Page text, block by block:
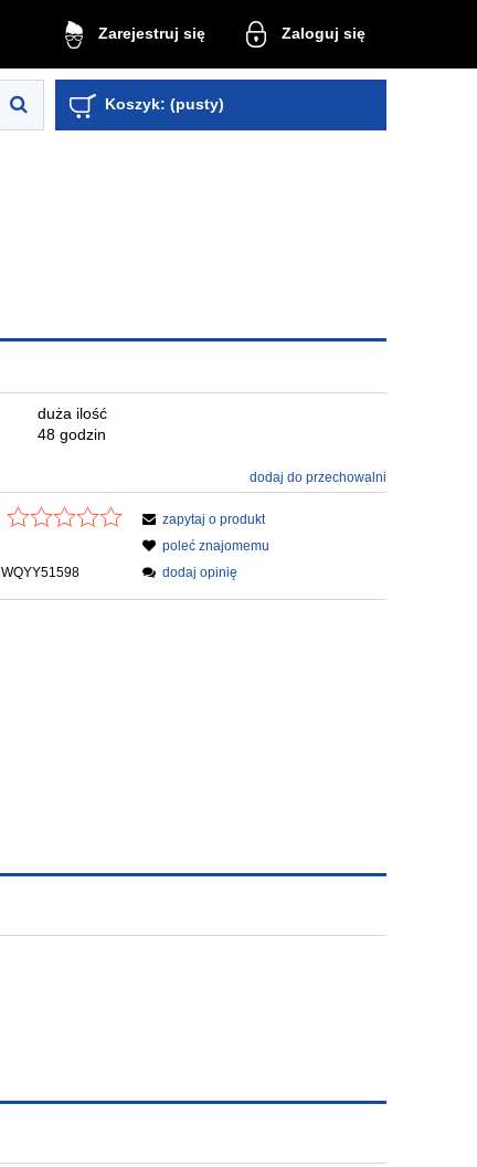
Zarejestruj się Zaloguj się
Koszyk: (pusty)
duża ilość
48 godzin
dodaj do przechowalni
WQYY51598
zapytaj o produkt
poleć znajomemu
dodaj opinię